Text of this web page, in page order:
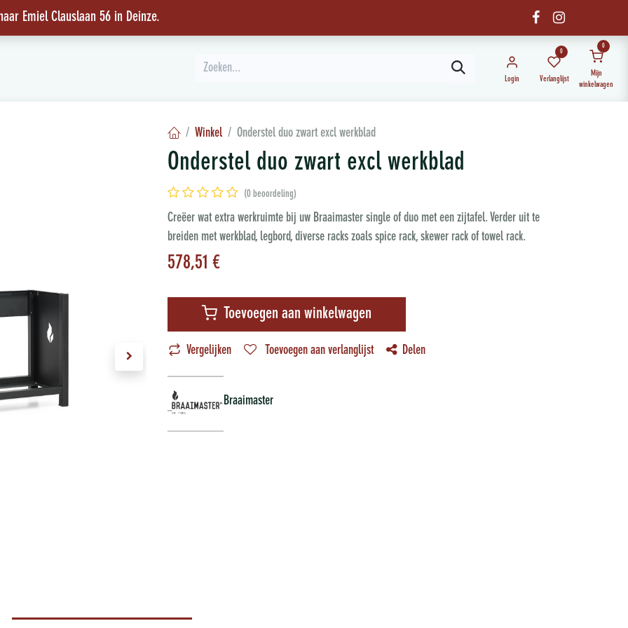
Emiel Clauslaan 56 in Deinze.
Login
0
Verlanglijst
0
Mijn
winkelwagen
Winkel Onderstel duo zwart excl werkblad
Onderstel duo zwart excl werkblad
(0 beoordeling)
Creëer wat extra werkruimte bij uw Braaimaster single of duo met een zijtafel. Verder uit te
breiden met werkblad, legbord, diverse racks zoals spice rack, skewer rack of towel rack.
578,51 €
Toevoegen aan winkelwagen
Vergelijken Toevoegen aan verlanglijst Delen
Braaimaster